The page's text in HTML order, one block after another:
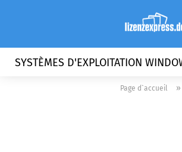
SYSTÈMES D'EXPLOITATION
Page d`accueil »